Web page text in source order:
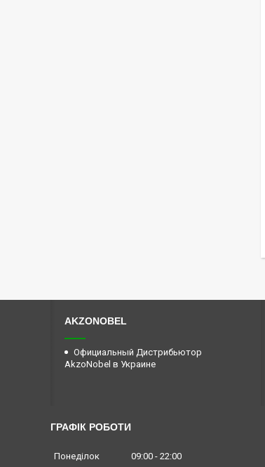
AKZONOBEL
Официальный Дистрибьютор
AkzoNobel в Украине
ГРАФІК РОБОТИ
Понеділок 09:00 22:00